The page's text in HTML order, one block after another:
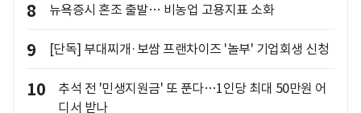
8 뉴욕증시 혼조 출발… 비농업 고용지표 소화
9 [단독] 부대찌개·보쌈 프랜차이즈 '놀부' 기업회생 신청
10
추석 전 '민생지원금' 또 푼다…1인당 최대 50만원 어
디서 받나